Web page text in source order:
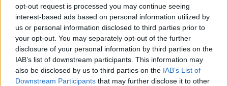
opt-out request is processed you may continue seeing
interest-based ads based on personal information utilized by
us or personal information disclosed to third parties prior to
your opt-out. You may separately opt-out of the further
disclosure of your personal information by third parties on the
IAB’s list of downstream participants. This information may
also be disclosed by us to third parties on the IAB’s List of
Downstream Participants that may further disclose it to other
Flydde i kajak – greps
På söndagsmorgonen följde polisen en man
på Långsjön […]
Publicerad 13:35, 2 augusti 2026